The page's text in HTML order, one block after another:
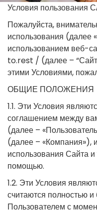
Условия
Пожалуйста,
использования (далее
использованием веб-
to.rest / (далее –
этими Условиями,
ОБЩИЕ ПОЛОЖЕНИЯ
1.1. Эти Условия
соглашением между
(далее –
(далее – «Компания»),
использования Сайта
помощью.
1.2. Эти Условия
считаются полностью
Пользователем с